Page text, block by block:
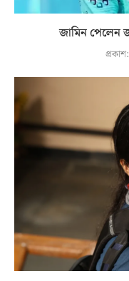
জামিন পেলেন
প্রকাশ: